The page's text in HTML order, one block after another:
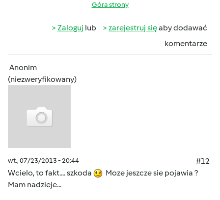
Góra strony
Zaloguj lub zarejestruj sięaby dodawać
komentarze
Anonim
(niezweryfikowany)
wt., 07/23/2013 - 20:44
#12
Wcielo, to fakt.... szkoda
Moze jeszcze sie pojawia ?
Mam nadzieje...